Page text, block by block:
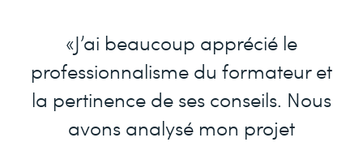
«J’ai beaucoup apprécié le
professionnalisme du formateur et
la pertinence de ses conseils. Nous
avons analysé mon projet